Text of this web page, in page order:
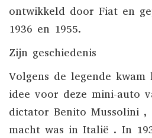
ontwikkeld door Fiat en
1936 en 1955.
Zijn geschiedenis
Volgens de legende
idee voor deze mini-auto
dictator Benito Mussolini ,
macht was in Italië . In